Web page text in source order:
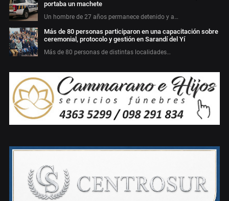
portaba un machete
Un hombre de 27 años permanece detenido y a…
Más de 80 personas participaron en una capacitación sobre
ceremonial, protocolo y gestión en Sarandí del Yí
Más de 80 personas de distintas localidades…